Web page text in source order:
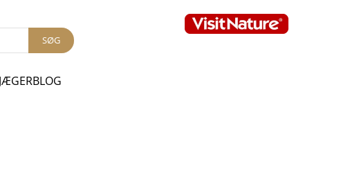
SØG
JÆGERBLOG